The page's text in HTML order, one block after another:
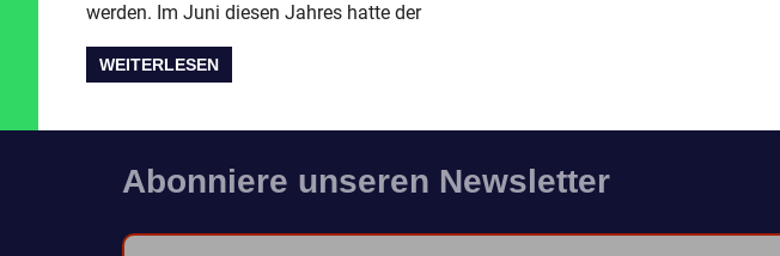
werden. Im Juni diesen Jahres hatte der
WEITERLESEN
Abonniere unseren Newsletter